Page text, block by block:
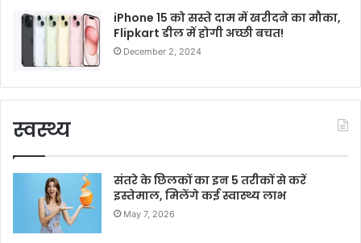
iPhone 15 को सस्ते दाम में खरीदने का मौका,
Flipkart डील में होगी अच्छी बचत!
December 2, 2024
स्वस्थ्य
संतरे के छिलकों का इन 5 तरीकों से करें
इस्तेमाल, मिलेंगे कई स्वास्थ्य लाभ
May 7, 2026